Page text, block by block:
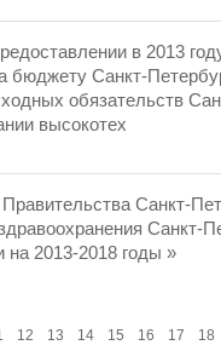
в 2013
бюджету Санкт-
обязательств
высокотех
Санкт-
Санкт-
2013-2018 годы »
12 13 14 15 16 17
18